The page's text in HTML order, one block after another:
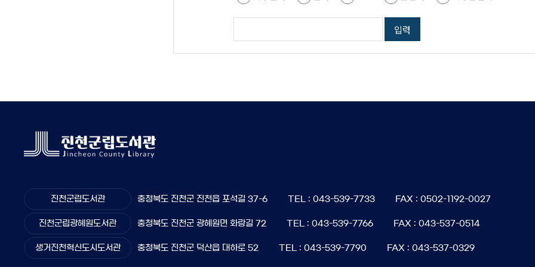
진천군립도서관 충청북도 진천군 진천읍 포석길 37-6 TEL : 043-539-7733 FAX : 0502-1192-0027
진천군립광혜원도서관 충청북도 진천군 광혜원면 화랑길 72 TEL : 043-539-7766 FAX : 043-537-0514
생거진천혁신도시도서관 충청북도 진천군 덕산읍 대하로 52 TEL : 043-539-7790 FAX : 043-537-0329